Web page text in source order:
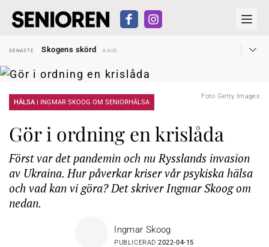
SENASTE
Skogens skörd
8 AUG
SENASTE
Reform för äldre kan bli slag i luften
Kravet: Nu måste 65-årsgränsen bort
SENASTE
Snart kan telefonförsäljning förbjudas i Sverige
SENASTE
Hyror rusar ifrån äldres bostadstillägg
Foto Getty Images
HÄLSA | INGMAR SKOOG OM SENIORHÄLSA
Gör i ordning en krislåda
Först var det pandemin och nu Rysslands invasion
av Ukraina. Hur påverkar kriser vår psykiska hälsa
och vad kan vi göra? Det skriver Ingmar Skoog om
nedan.
Ingmar Skoog
PUBLICERAD2022-04-15